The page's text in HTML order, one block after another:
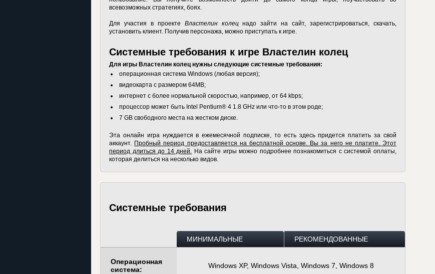
всевозможных стратегиях, боях.
Для участия в проекте Властелин колецнадо зайти на сайт, зарегистрироваться, скачать,
установить клиент. Получив персонажа, можно приступать к игре.
Системные требования к игре Властелин колец
Для игры Властелин колец нужны следующие системные требования:
операционная система Windows (любая версия);
видеокарта с размером 64MB;
интернет с более нормальной скоростью, например, от 64 kbps;
процессор может быть Intel Pentium® 4 1.8 GHz или что-то в этом роде;
7 GB свободного места на жестком диске.
Эта онлайн игра нуждается в ежемесячной подписке, то есть здесь придется платить за свой
аккаунт. Пробный период предоставляется на бесплатной основе. Вы за него не платите. Этот
период длиться до 14 дней. На сайте игры можно подробнее познакомиться с системой оплаты,
которая делиться на несколько видов.
Системные требования
МИНИМАЛЬНЫЕ РЕКОМЕНДОВАННЫЕ
Операционная
система:
Windows XP, Windows Vista, Windows 7, Windows 8